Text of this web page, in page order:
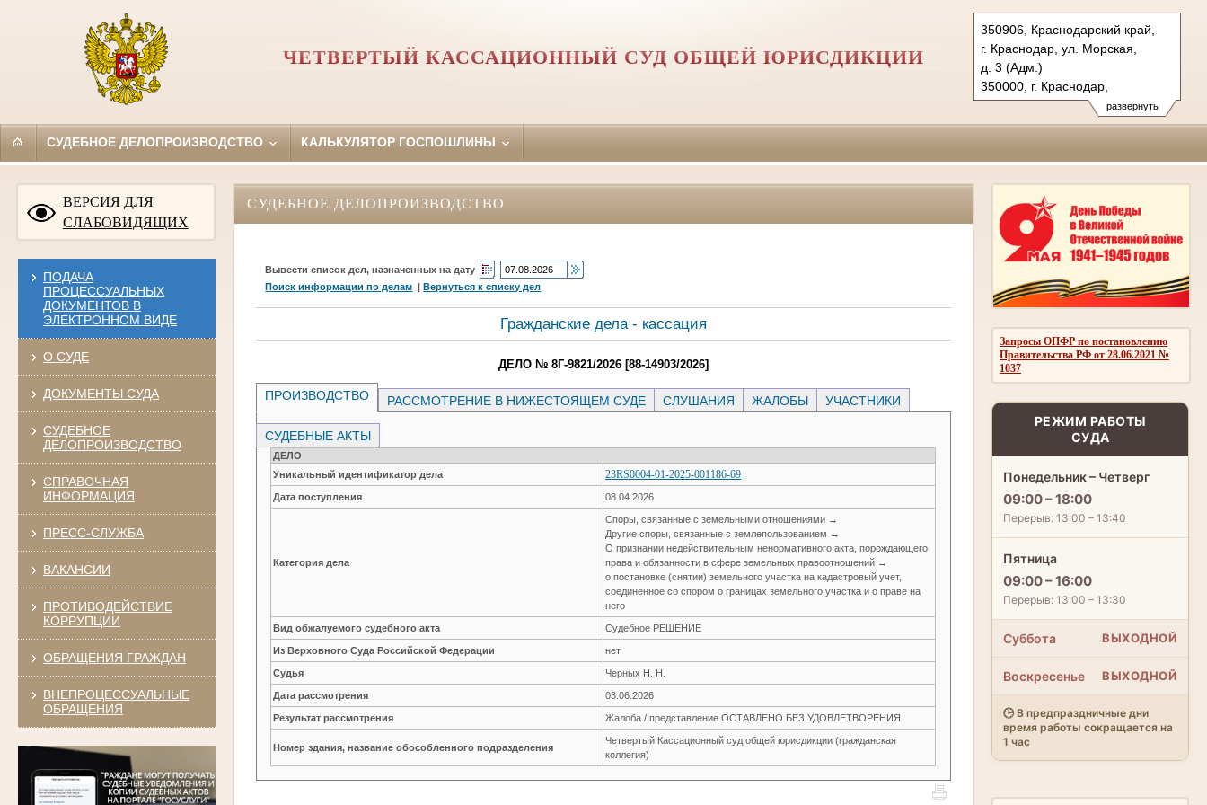
развернуть
350906, Краснодарский край,
г. Краснодар, ул. Морская,
д. 3 (Адм.)
350000, г. Краснодар,
ул. Красная, д.113 (Уг.)
350907, г. Краснодар,
Тел.: (861) 219-24-00
ЧЕТВЕРТЫЙ КАССАЦИОННЫЙ СУД ОБЩЕЙ ЮРИСДИКЦИИ
СУДЕБНОЕ ДЕЛОПРОИЗВОДСТВО КАЛЬКУЛЯТОР ГОСПОШЛИНЫ
ВЕРСИЯ ДЛЯ
СЛАБОВИДЯЩИХ
ПОДАЧА
ПРОЦЕССУАЛЬНЫХ
ДОКУМЕНТОВ В
ЭЛЕКТРОННОМ ВИДЕ
О СУДЕ
ДОКУМЕНТЫ СУДА
СУДЕБНОЕ
ДЕЛОПРОИЗВОДСТВО
СПРАВОЧНАЯ
ИНФОРМАЦИЯ
ПРЕСС-СЛУЖБА
ВАКАНСИИ
ПРОТИВОДЕЙСТВИЕ
КОРРУПЦИИ
ОБРАЩЕНИЯ ГРАЖДАН
ВНЕПРОЦЕССУАЛЬНЫЕ
ОБРАЩЕНИЯ
Запросы ОПФР по постановлению
Правительства РФ от 28.06.2021 №
1037
РЕЖИМ РАБОТЫ
СУДА
Понедельник – Четверг
09:00 – 18:00
Перерыв: 13:00 – 13:40
Пятница
09:00 – 16:00
Перерыв: 13:00 – 13:30
Суббота ВЫХОДНОЙ
Воскресенье ВЫХОДНОЙ
🕒 В предпраздничные дни
время работы сокращается на
1 час
СУДЕБНОЕ ДЕЛОПРОИЗВОДСТВО
Вывести список дел, назначенных на дату
Поиск информации по делам |Вернуться к списку дел
Гражданские дела - кассация
ДЕЛО № 8Г-9821/2026 [88-14903/2026]
ПРОИЗВОДСТВО РАССМОТРЕНИЕ В НИЖЕСТОЯЩЕМ СУДЕ СЛУШАНИЯ ЖАЛОБЫ УЧАСТНИКИ
СУДЕБНЫЕ АКТЫ
ДЕЛО
Уникальный идентификатор дела
23RS0004-01-2025-001186-69
Дата поступления 08.04.2026
Категория дела
Споры, связанные с земельными отношениями →
Другие споры, связанные с землепользованием →
О признании недействительным ненормативного акта, порождающего
права и обязанности в сфере земельных правоотношений →
о постановке (снятии) земельного участка на кадастровый учет,
соединенное со спором о границах земельного участка и о праве на
него
Вид обжалуемого судебного акта Судебное РЕШЕНИЕ
Из Верховного Суда Российской Федерации нет
Судья Черных Н. Н.
Дата рассмотрения 03.06.2026
Результат рассмотрения Жалоба / представление ОСТАВЛЕНО БЕЗ УДОВЛЕТВОРЕНИЯ
Номер здания, название обособленного подразделения
Четвертый Кассационный суд общей юрисдикции (гражданская
коллегия)